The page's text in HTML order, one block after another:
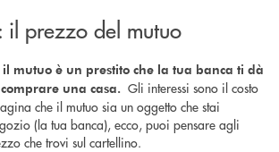
il prezzo del mutuo
il mutuo è un prestito che la tua banca ti dà
una casa. Gli interessi sono il costo
che il mutuo sia un oggetto che stai
(la tua banca), ecco, puoi pensare agli
che trovi sul cartellino.